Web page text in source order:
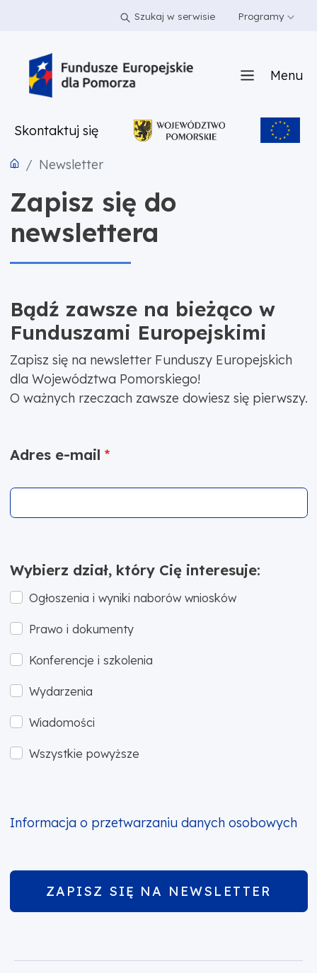
PRZEJDŹ DO TREŚCI Szukaj w serwisie Programy
Menu
Skontaktuj się
Newsletter
Zapisz się do
newslettera
Bądź zawsze na bieżąco w
Funduszami Europejskimi
Zapisz się na newsletter Funduszy Europejskich
dla Województwa Pomorskiego!
O ważnych rzeczach zawsze dowiesz się pierwszy.
Adres e-mail
Wybierz dział, który Cię interesuje:
Ogłoszenia i wyniki naborów wniosków
Prawo i dokumenty
Konferencje i szkolenia
Wydarzenia
Wiadomości
Wszystkie powyższe
Informacja o przetwarzaniu danych osobowych
ZAPISZ SIĘ NA NEWSLETTER